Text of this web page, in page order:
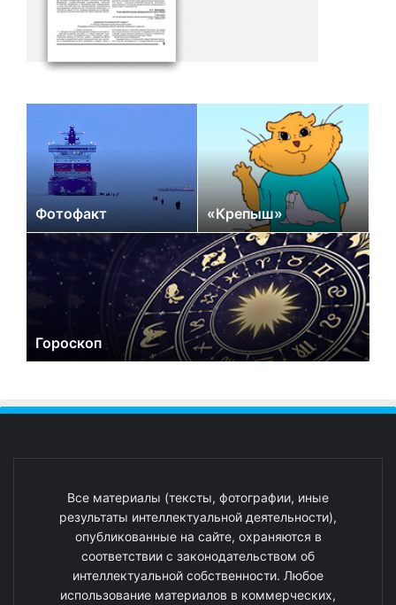
Фотофакт «Крепыш»
Гороскоп
Все материалы (тексты, фотографии, иные
результаты интеллектуальной деятельности),
опубликованные на сайте, охраняются в
соответствии с законодательством об
интеллектуальной собственности. Любое
использование материалов в коммерческих,